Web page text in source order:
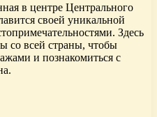
в центре Центрального
своей уникальной
Здесь
со всей страны, чтобы
и познакомиться с